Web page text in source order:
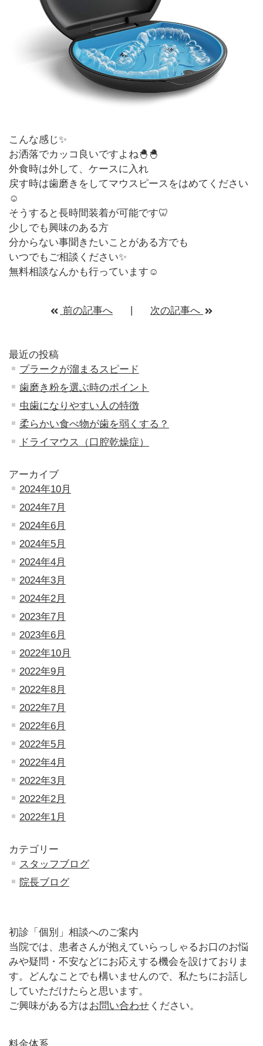
こんな感じ✨
お洒落でカッコ良いですよね🐣🐣
外食時は外して、ケースに入れ
戻す時は歯磨きをしてマウスピースをはめてください
☺
そうすると長時間装着が可能です🦷
少しでも興味のある方
分からない事聞きたいことがある方でも
いつでもご相談ください✨
無料相談なんかも行っています☺
前の記事へ 次の記事へ
最近の投稿
プラークが溜まるスピード
歯磨き粉を選ぶ時のポイント
虫歯になりやすい人の特徴
柔らかい食べ物が歯を弱くする？
ドライマウス（口腔乾燥症）
アーカイブ
2024年10月
2024年7月
2024年6月
2024年5月
2024年4月
2024年3月
2024年2月
2023年7月
2023年6月
2022年10月
2022年9月
2022年8月
2022年7月
2022年6月
2022年5月
2022年4月
2022年3月
2022年2月
2022年1月
カテゴリー
スタッフブログ
院長ブログ
初診「個別」相談へのご案内
当院では、患者さんが抱えていらっしゃるお口のお悩
みや疑問・不安などにお応えする機会を設けておりま
す。どんなことでも構いませんので、私たちにお話し
していただけたらと思います。
ご興味がある方はお問い合わせ ください。